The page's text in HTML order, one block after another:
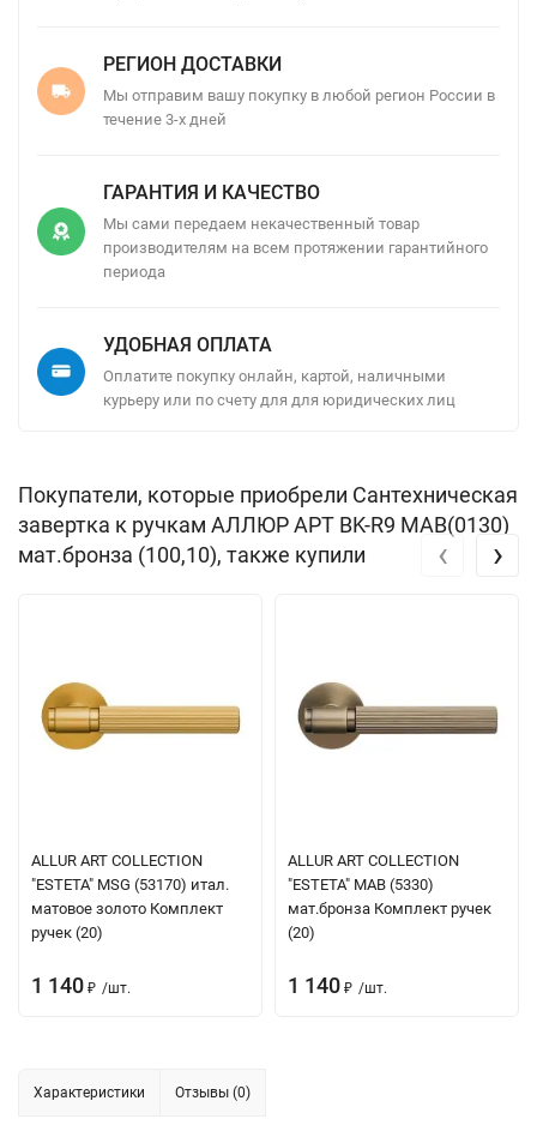
РЕГИОН ДОСТАВКИ
Мы отправим вашу покупку в любой регион России в
течение 3-х дней
ГАРАНТИЯ И КАЧЕСТВО
Мы сами передаем некачественный товар
производителям на всем протяжении гарантийного
периода
УДОБНАЯ ОПЛАТА
Оплатите покупку онлайн, картой, наличными
курьеру или по счету для для юридических лиц
Покупатели, которые приобрели Сантехническая
завертка к ручкам АЛЛЮР АРТ BK-R9 MAB(0130)
мат.бронза (100,10), также купили
ALLUR ART COLLECTION
"ESTETA" MSG (53170) итал.
матовое золото Комплект
ручек (20)
1 140 ₽ /шт.
ALLUR ART COLLECTION
"ESTETA" MAB (5330)
мат.бронза Комплект ручек
(20)
1 140 ₽ /шт.
‹ ›
Характеристики Отзывы (0)